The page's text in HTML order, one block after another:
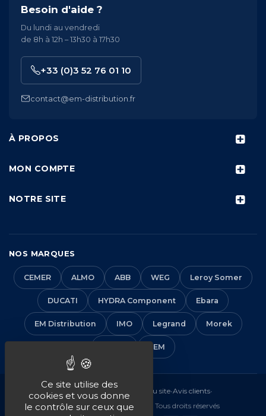
À PROPOS
MON COMPTE
NOTRE SITE
Besoin d'aide ?
Du lundi au vendredi
de 8h à 12h – 13h30 à 17h30
+33 (0)3 52 76 01 10
contact@em-distribution.fr
NOS MARQUES
CEMER ALMO ABB WEG Leroy Somer
DUCATI HYDRA Component Ebara
EM Distribution IMO Legrand Morek
VEM
Mentions légales Plan du site•Avis clients•
© 2016-2026 EM Distribution - Tous droits réservés
Ce site utilise des
cookies et vous donne
le contrôle sur ceux que